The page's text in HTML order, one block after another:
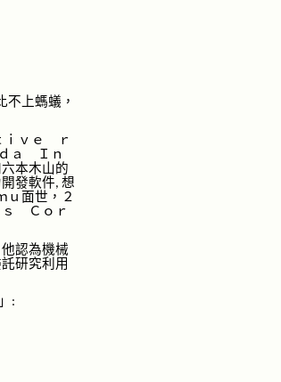
不上螞蟻，
ｉｖｅ ｒ
ａ Ｉｎ
本木山的
發軟件, 想
ｕ面世，２
ｓ Ｃｏｒ
認為機械
研究利用
: